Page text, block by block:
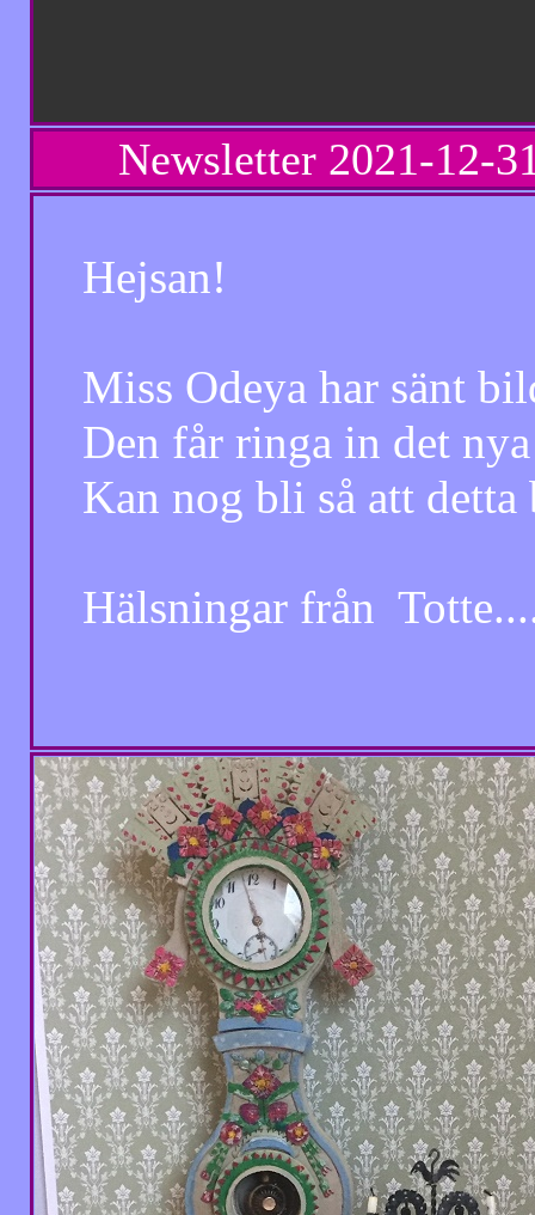
Newsletter 2021-
Hejsan!
Miss Odeya har sänt
Den får ringa in det nya
Kan nog bli så att detta
Hälsningar från